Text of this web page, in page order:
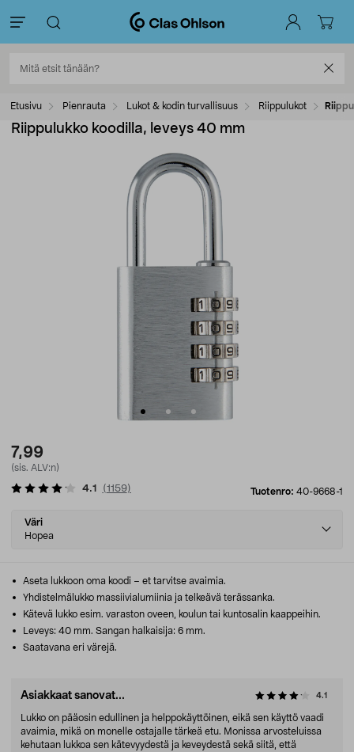
Etusivu Pienrauta Lukot & kodin turvallisuus Riippulukot
Riippulukko koodilla, leveys 40 mm
7,99
(sis. ALV:n)
Tuotenro: 40-9668-1
4.1 (1159)
Select
variant
Väri
Hopea
Aseta lukkoon oma koodi – et tarvitse avaimia.
Yhdistelmälukko massiivialumiinia ja telkeävä terässanka.
Kätevä lukko esim. varaston oveen, koulun tai kuntosalin kaappeihin.
Leveys: 40 mm. Sangan halkaisija: 6 mm.
Saatavana eri värejä.
Asiakkaat sanovat... 4.1
Lukko on pääosin edullinen ja helppokäyttöinen, eikä sen käyttö vaadi
avaimia, mikä on monelle ostajalle tärkeä etu. Monissa arvosteluissa
kehutaan lukkoa sen kätevyydestä ja keveydestä sekä siitä, että